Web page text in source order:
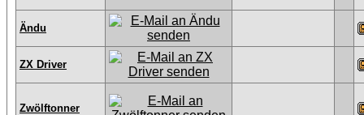
Ändu
ZX Driver
Zwölftonner